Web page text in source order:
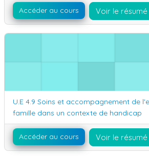
Accéder au cours Voir le résumé
U.E 4.9 Soins et accompagnement de
Nom du cours
U.E 4.9 Soins et accompagnement de
famille dans un contexte de handicap
Accéder au cours Voir le résumé